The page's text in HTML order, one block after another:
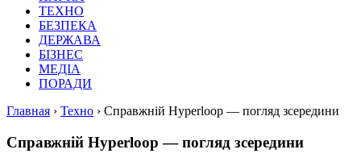
ТЕХНО
БЕЗПЕКА
ДЕРЖАВА
БІЗНЕС
МЕДІА
ПОРАДИ
Главная › Техно › Справжній Hyperloop — погляд зсередини
Справжній Hyperloop — погляд зсередини